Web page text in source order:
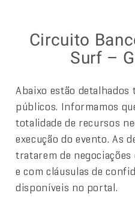
Circuito
Surf –
Abaixo estão detalhados
públicos. Informamos
totalidade de recursos
execução do evento. As
tratarem de
e com cláusulas de
disponíveis no portal.